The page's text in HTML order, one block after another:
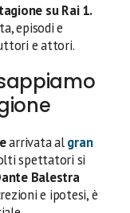
su Rai 1.
episodi e
e attori.
arrivata algran
spettatori si
Balestra
e ipotesi, è